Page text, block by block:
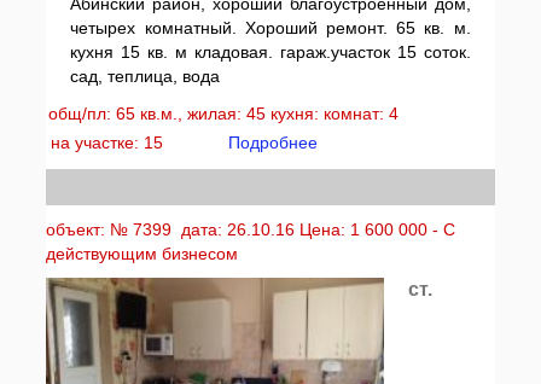
четырех комнатный. Хороший ремонт. 65 кв. м.
кухня 15 кв. м кладовая. гараж.участок 15 соток.
сад, теплица, вода
общ/пл: 65 кв.м., жилая: 45 кухня: комнат: 4
на участке: 15
Подробнее
объект: № 7399 дата: 26.10.16 Цена: 1 600 000 - С
действующим бизнесом
ст.